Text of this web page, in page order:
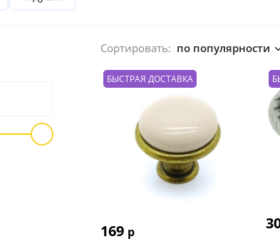
Сортировать: по популярности
БЫСТРАЯ ДОСТАВКА
169 р